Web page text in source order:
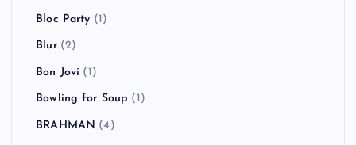
Bloc Party (1)
Blur(2)
Bon Jovi (1)
Bowling for Soup (1)
BRAHMAN (4)